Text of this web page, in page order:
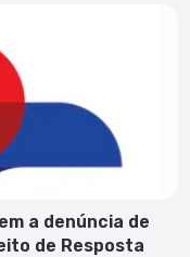
a denúncia de
de Resposta